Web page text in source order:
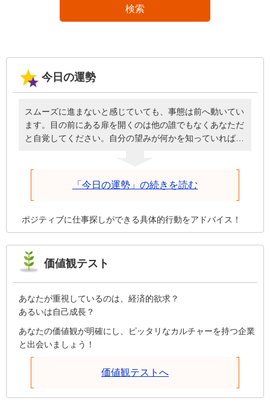
検索
今日の運勢
スムーズに進まないと感じていても、事態は前へ動いてい
ます。目の前にある扉を開くのは他の誰でもなくあなただ
と自覚してください。自分の望みが何かを知っていれば、
分が歩を進めることを前提に、深刻にならず明るく元気に
話しかけた方が、今日は物事がうまくいきます。
「今日の運勢」の続きを読む
ポジティブに仕事探しができる具体的行動をアドバイス！
価値観テスト
あなたが重視しているのは、経済的欲求？
あるいは自己成長？
あなたの価値観が明確にし、ピッタリなカルチャーを持つ企業
と出会いましょう！
価値観テストへ